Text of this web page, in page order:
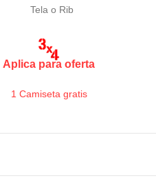
Tela o Rib
Aplica para oferta
1 Camiseta gratis